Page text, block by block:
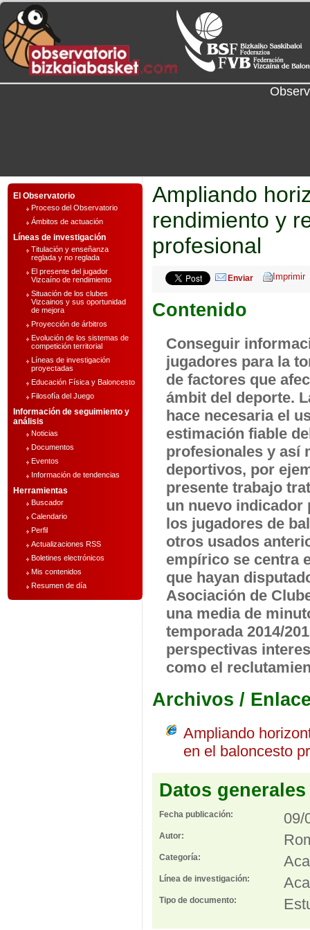
El Observatorio
Proceso del Observatorio
Ámbitos de actuación
Líneas de investigación
Titulación y enseñanza
reglada y no reglada
El presente del jugador
Vizcaíno de rendimiento
Situación de los clubes
Vizcainos y sus oportunidad
de mejora
Proyección de árbitros
Evolución de los sistemas de
competición territorial
Líneas de investigación
proyectadas
Educación Física y Baloncesto
Filosofía del Juego
Información de seguimiento y
análisis
Noticias
Documentos
Eventos
Información de tendencias
Herramientas
Buscador
Calendario
Perfil
Actualizaciones RSS
Boletines electrónicos
Mis contenidos
Resumen de día
Ampliando
rendimiento y
profesional
Enviar
Contenido
Conseguir
jugadores para la
de factores que
ámbit del deporte.
hace necesaria el
estimación fiable
profesionales y así
deportivos, por
presente trabajo
un nuevo indicador
los jugadores de
otros usados
empírico se centra
que hayan
Asociación de
una media de
temporada 2014/
perspectivas
como el
Archivos /
Ampliando
en el baloncesto
Datos generales
Fecha publicación: 09/
Autor:
Categoría:
Línea de investigación:
Tipo de documento: